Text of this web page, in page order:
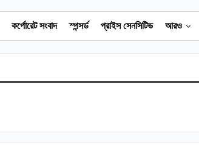
কর্পোরেট সংবাদ স্পন্সর্ড প্রাইস সেনসিটিভ আরও